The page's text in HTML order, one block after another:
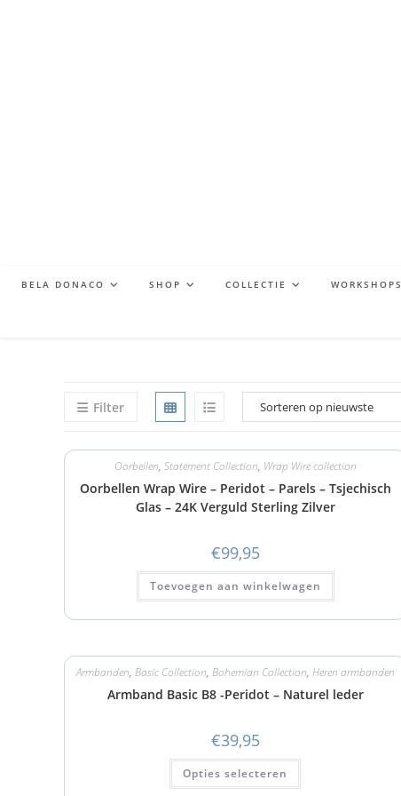
BELA DONACO SHOP COLLECTIE WORKSHOPS
Filter
Oorbellen, Statement Collection, Wrap Wire collection
Oorbellen Wrap Wire – Peridot – Parels – Tsjechisch
Glas – 24K Verguld Sterling Zilver
€99,95
Toevoegen aan winkelwagen
Armbanden, Basic Collection, Bohemian Collection, Heren armbanden
Armband Basic B8 -Peridot – Naturel leder
€39,95
Opties selecteren